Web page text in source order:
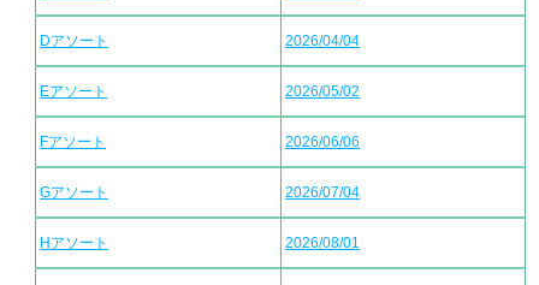
Dアソート 2026/04/04
Eアソート 2026/05/02
Fアソート 2026/06/06
Gアソート 2026/07/04
Hアソート 2026/08/01